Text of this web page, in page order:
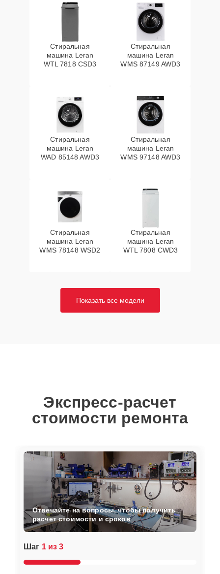
Стиральная
машина Leran
WTL 7818 CSD3
Стиральная
машина Leran
WMS 87149 AWD3
Стиральная
машина Leran
WAD 85148 AWD3
Стиральная
машина Leran
WMS 97148 AWD3
Стиральная
машина Leran
WMS 78148 WSD2
Стиральная
машина Leran
WTL 7808 CWD3
Показать все модели
Экспресс-расчет
стоимости ремонта
Шаг 1 из 3
Отвечайте на вопросы, чтобы получить
расчет стоимости и сроков